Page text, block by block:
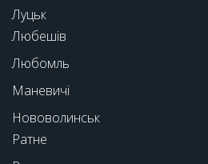
Луцьк
Любешів
Любомль
Маневичі
Нововолинськ
Ратне